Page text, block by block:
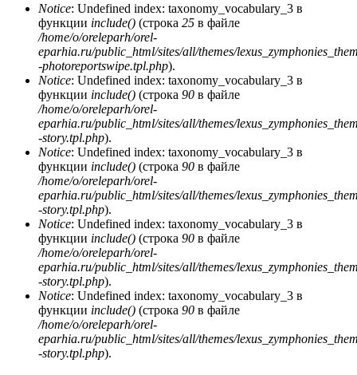
Notice: Undefined index: taxonomy_vocabulary_3 в
функции include() (строка 25 в файле
/home/o/oreleparh/orel-
eparhia.ru/public_html/sites/all/themes/
-photoreportswipe.tpl.php).
Notice: Undefined index: taxonomy_vocabulary_3 в
функции include() (строка 90 в файле
/home/o/oreleparh/orel-
eparhia.ru/public_html/sites/all/themes/
-story.tpl.php).
Notice: Undefined index: taxonomy_vocabulary_3 в
функции include() (строка 90 в файле
/home/o/oreleparh/orel-
eparhia.ru/public_html/sites/all/themes/
-story.tpl.php).
Notice: Undefined index: taxonomy_vocabulary_3 в
функции include() (строка 90 в файле
/home/o/oreleparh/orel-
eparhia.ru/public_html/sites/all/themes/
-story.tpl.php).
Notice: Undefined index: taxonomy_vocabulary_3 в
функции include() (строка 90 в файле
/home/o/oreleparh/orel-
eparhia.ru/public_html/sites/all/themes/
-story.tpl.php).